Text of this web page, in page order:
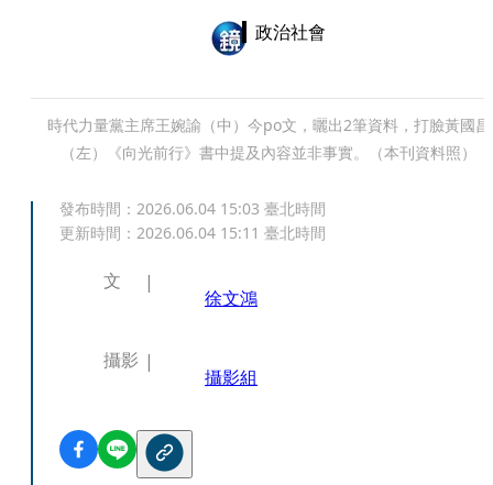
政治社會
時代力量黨主席王婉諭（中）今po文，曬出2筆資料，打臉黃國昌
（左）《向光前行》書中提及內容並非事實。（本刊資料照）
發布時間： 2026.06.04 15:03 臺北時間
更新時間： 2026.06.04 15:11 臺北時間
文
徐文鴻
攝影
攝影組